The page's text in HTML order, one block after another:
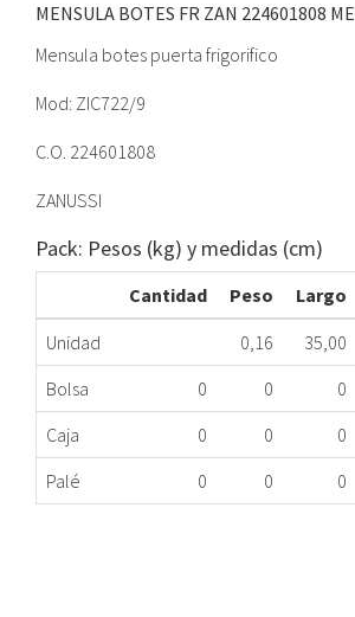
MENSULA BOTES FR ZAN 224601808 ME
Mensula botes puerta frigorifico
Mod: ZIC722/9
C.O. 224601808
ZANUSSI
Pack: Pesos (kg) y medidas (cm)
Cantidad Peso Largo
Unidad
0,16 35,00
Bolsa
0 0 0
Caja
0 0 0
Palé
0 0 0